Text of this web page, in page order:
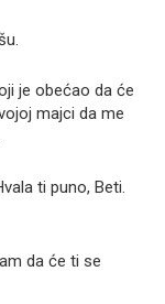
je obećao da će
majci da me
ti puno, Beti.
da će ti se